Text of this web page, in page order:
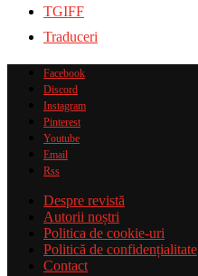
TGIFF
Traduceri
Facebook
Discord
Instagram
Pinterest
Youtube
Email
Rss
Despre revistă
Autorii noștri
Politica de cookie-uri
Politică de confidențialitate
Contact